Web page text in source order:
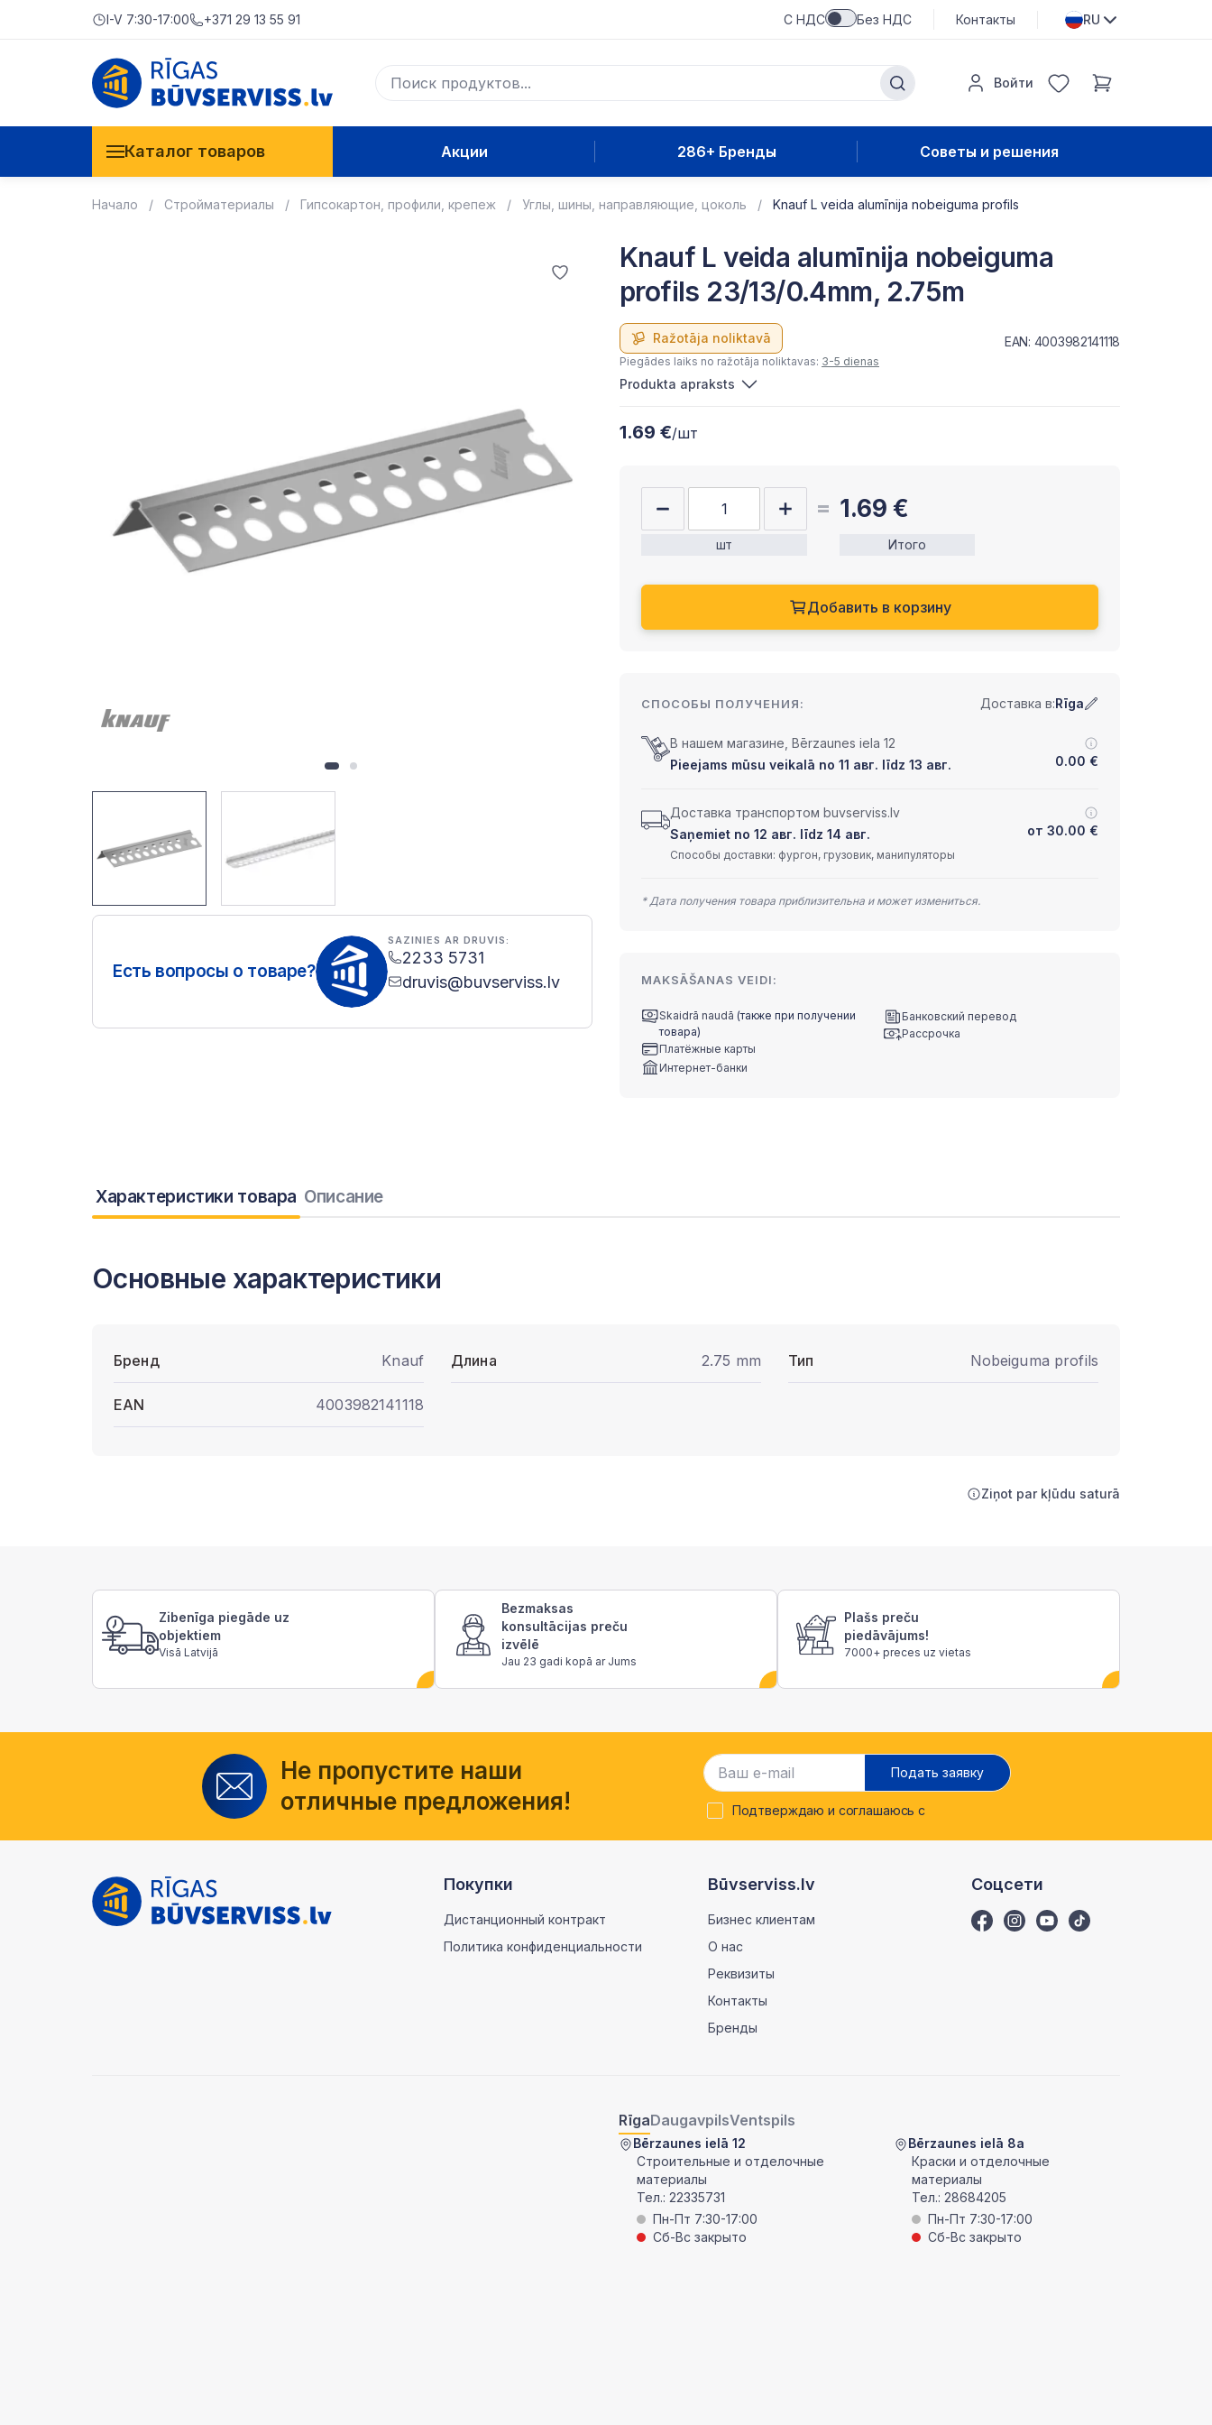
I-V 7:30-17:00 +371 29 13 55 91 С НДС Без НДС Контакты RU
Войти
Каталог товаров Акции 286+ Бренды Советы и решения
Начало Стройматериалы Гипсокартон, профили, крепеж Углы, шины, направляющие, цоколь Knauf L veida alumīnija nobeiguma profils
Есть вопросы о товаре?
SAZINIES AR DRUVIS:
2233 5731
druvis@buvserviss.lv
Knauf L veida alumīnija nobeiguma
profils 23/13/0.4mm, 2.75m
Ražotāja noliktavā EAN: 4003982141118
Piegādes laiks no ražotāja noliktavas: 3-5 dienas
Produkta apraksts
1.69 €/шт
шт
1.69 €
Итого
Добавить в корзину
СПОСОБЫ ПОЛУЧЕНИЯ: Доставка в:Rīga
В нашем магазине, Bērzaunes iela 12
Pieejams mūsu veikalā no 11 авг. līdz 13 авг.
0.00 €
Доставка транспортом buvserviss.lv
Saņemiet no 12 авг. līdz 14 авг.
от 30.00 €
Способы доставки: фургон, грузовик, манипуляторы
* Дата получения товара приблизительна и может измениться.
MAKSĀŠANAS VEIDI:
Skaidrā naudā (также при получении
товара)
Платёжные карты
Интернет-банки
Банковский перевод
Рассрочка
Характеристики товара Описание
Основные характеристики
Бренд Knauf Длина 2.75 mm Тип Nobeiguma profils
EAN 4003982141118
Ziņot par kļūdu saturā
Zibenīga piegāde uz
objektiem
Visā Latvijā
Bezmaksas
konsultācijas preču
izvēlē
Jau 23 gadi kopā ar Jums
Plašs preču
piedāvājums!
7000+ preces uz vietas
Не пропустите наши
отличные предложения!
Подать заявку
Подтверждаю и соглашаюсь с
Покупки
Дистанционный контракт
Политика конфиденциальности
Būvserviss.lv
Бизнес клиентам
О нас
Реквизиты
Контакты
Бренды
Соцсети
RīgaDaugavpilsVentspils
Bērzaunes ielā 12
Строительные и отделочные
материалы
Тел.: 22335731
Пн-Пт 7:30-17:00
Сб-Вс закрыто
Bērzaunes ielā 8a
Краски и отделочные
материалы
Тел.: 28684205
Пн-Пт 7:30-17:00
Сб-Вс закрыто